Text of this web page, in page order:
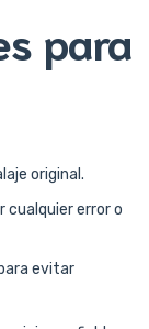
para
original.
cualquier error o
evitar